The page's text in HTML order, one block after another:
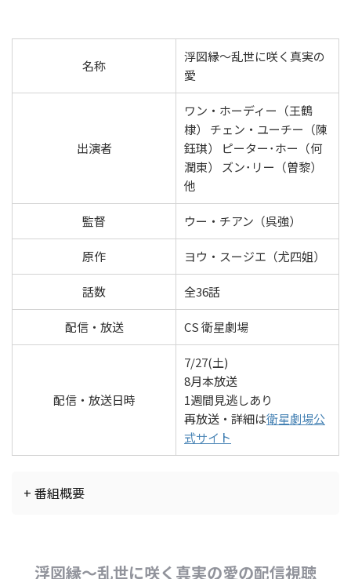
名称
浮図縁～乱世に咲く真実の
愛
出演者
ワン・ホーディー（王鶴
棣） チェン・ユーチー（陳
鈺琪） ピーター･ホー（何
潤東） ズン･リー（曽黎）
他
監督 ウー・チアン（呉強）
原作 ヨウ・スージエ（尤四姐）
話数 全36話
配信・放送 CS 衛星劇場
配信・放送日時
7/27(土)
8月本放送
1週間見逃しあり
再放送・詳細は衛星劇場公
式サイト
+ 番組概要
浮図縁～乱世に咲く真実の愛の配信視聴